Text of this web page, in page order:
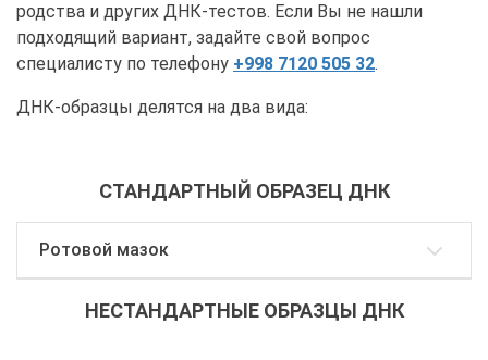
родства и других ДНК-тестов. Если Вы не нашли
подходящий вариант, задайте свой вопрос
специалисту по телефону +998 7120 505 32.
ДНК-образцы делятся на два вида:
СТАНДАРТНЫЙ ОБРАЗЕЦ ДНК
Ротовой мазок
НЕСТАНДАРТНЫЕ ОБРАЗЦЫ ДНК